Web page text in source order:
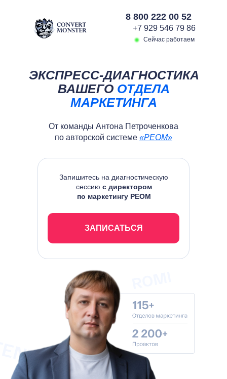
ЭКСПРЕСС-ДИАГНОСТИКА
ВАШЕГО ОТДЕЛА
МАРКЕТИНГА
Сейчас работаем
+7 929 546 79 86
8 800 222 00 52
От команды Антона Петроченкова
по авторской системе «РЕОМ»
Запишитесь на диагностическую
сессию с директором
по маркетингу РЕОМ
ЗАПИСАТЬСЯ